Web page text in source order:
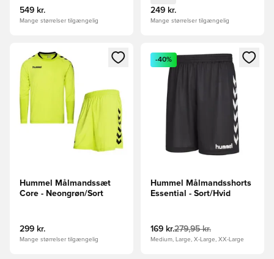
549 kr.
Mange størrelser tilgængelig
249 kr.
Mange størrelser tilgængelig
Åbner en Modal til at logge ind eller tilmelde dig som
Hummel Målmandssæt
Core - Neongrøn/Sort
299 kr.
Mange størrelser tilgængelig
Åbner en Modal til at logge
-40%
Hummel Målmandsshorts
Essential - Sort/Hvid
169 kr.279,95 kr.
Medium, Large, X-Large, XX-Large